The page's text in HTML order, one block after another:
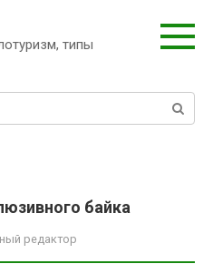
типы
байка
редактор